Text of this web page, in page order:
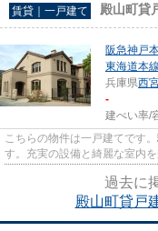
賃貸｜一戸建て 殿山町貸
阪急神戸
東海道本線
兵庫県西
-
建ぺい率/
こちらの物件は一戸建てです
す。充実の設備と綺麗な室内
は駐車場が４台分ございます
過去に
殿山町貸戸